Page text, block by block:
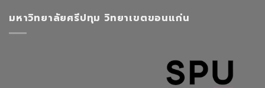
มหาวิทยาลัยศรีปทุม วิทยาเขตขอนแก่น